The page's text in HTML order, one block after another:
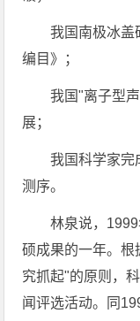
我国南极冰盖
编目》；
我国"离子型
展；
我国科学家完
测序。
林泉说，
硕成果的一年。
究抓起"的原则，
闻评选活动。同